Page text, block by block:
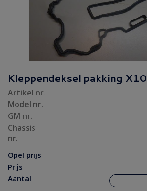
Kleppendeksel pakking
Artikel nr.
Model nr.
GM nr.
Chassis
nr.
Opel prijs
Prijs
Aantal